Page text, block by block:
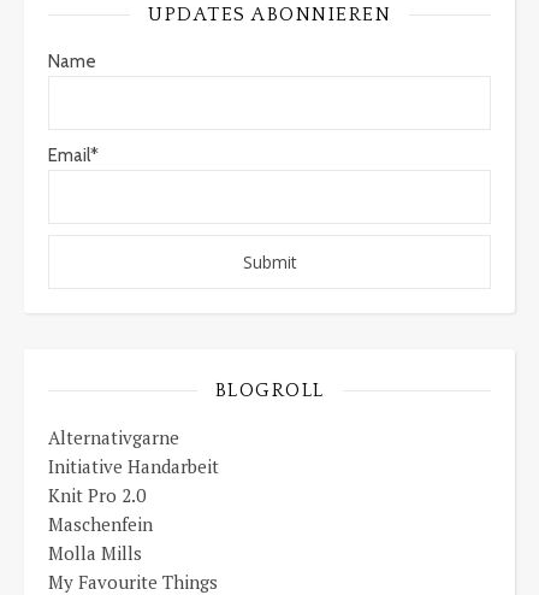
UPDATES ABONNIEREN
Name
Email*
BLOGROLL
Alternativgarne
Initiative Handarbeit
Knit Pro 2.0
Maschenfein
Molla Mills
My Favourite Things